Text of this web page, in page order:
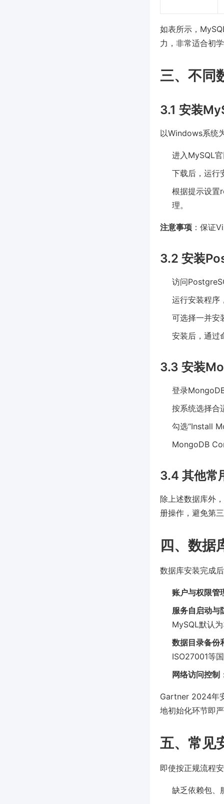
如表所示，
力，非常适合初
三、不同
3.1 安装
以Windows系统
进入MySQL
下载后，运行
根据提示设置
理。
注意事项 ：保证
3.2 安装
访问
运行安装程序
可选择一并安
安装后，通过
3.3 安装
登录
按系统选择合
勾选“Install
MongoDB
3.4 其他常
除上述数据库外
册操作，避免第
四、数据
数据库安装完成
账户与权限管
服务自启动与
MySQL默认
数据目录备份
ISO27001等
网络访问控制
Gartner 2024年
地初始化环节即
五、常见
即使按正规流程
缺乏依赖包、